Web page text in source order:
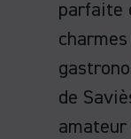
parfaite
de
amateur